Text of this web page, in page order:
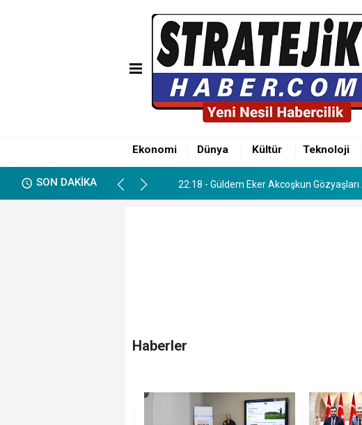
Ekonomi Dünya Kültür Teknoloji
SON DAKİKA
01:12 - Söker ve Göçer Ailelerinin Mutlu
01:12 - Söker ve Göçer Ailelerinin Mutlu
22:18 - Güldem Eker Akcoşkun
Haberler